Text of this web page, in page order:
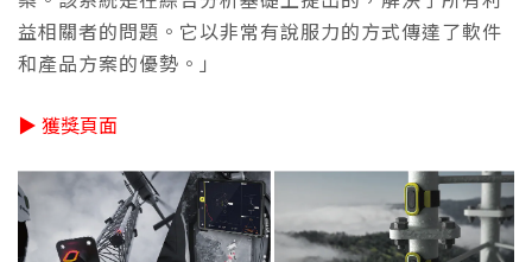
益相關者的問題。它以非常有說服力的方式傳達了軟件
和產品方案的優勢。」
▶ 獲獎頁面